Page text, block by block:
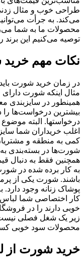
طراحی خوب و مثال زدنی
می‌کند. به جرأت
محصولات ما به شما
توصیه می‌کنیم این برند
نکات مهم
در زمان خرید شورت
مثال اینکه شورت
درخواستها. البته
اغلب خریداران شما
کمی به منطقه و
شورت‌ها در بسته‌بندی
همچنین فقط به دنبال
به کار برده شده در
باشند. شورت یکی از
پوشاک زنانه وجود دارد.
کار اختصاصی شما
خوبی دارند را در
زیر یک شغل فصلی نیست
محصولات سود خوبی
خرید شورت از